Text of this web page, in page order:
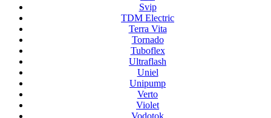
Svip
TDM Electric
Terra Vita
Tornado
Tuboflex
Ultraflash
Uniel
Unipump
Verto
Violet
Vodotok